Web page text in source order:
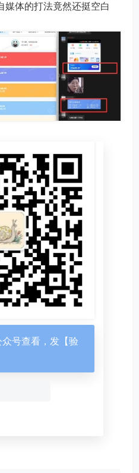
媒体的打法竟然还挺空白
号查看，发【验